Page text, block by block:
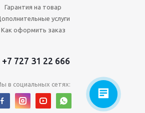
Гарантия на товар
услуги
Как оформить заказ
+7 727 31 22 666
в социальных сетях: